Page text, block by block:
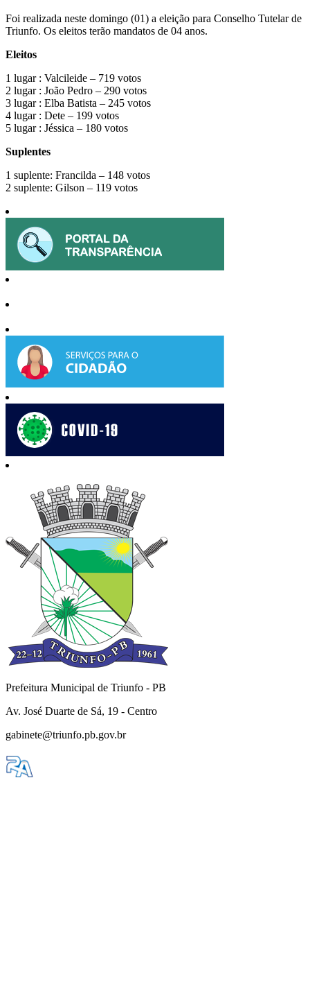
Foi realizada neste domingo (01) a eleição para Conselho Tutelar de
Triunfo. Os eleitos terão mandatos de 04 anos.
Eleitos
1 lugar : Valcileide – 719 votos
2 lugar : João Pedro – 290 votos
3 lugar : Elba Batista – 245 votos
4 lugar : Dete – 199 votos
5 lugar : Jéssica – 180 votos
Suplentes
1 suplente: Francilda – 148 votos
2 suplente: Gilson – 119 votos
Prefeitura Municipal de Triunfo - PB
Av. José Duarte de Sá, 19 - Centro
gabinete@triunfo.pb.gov.br